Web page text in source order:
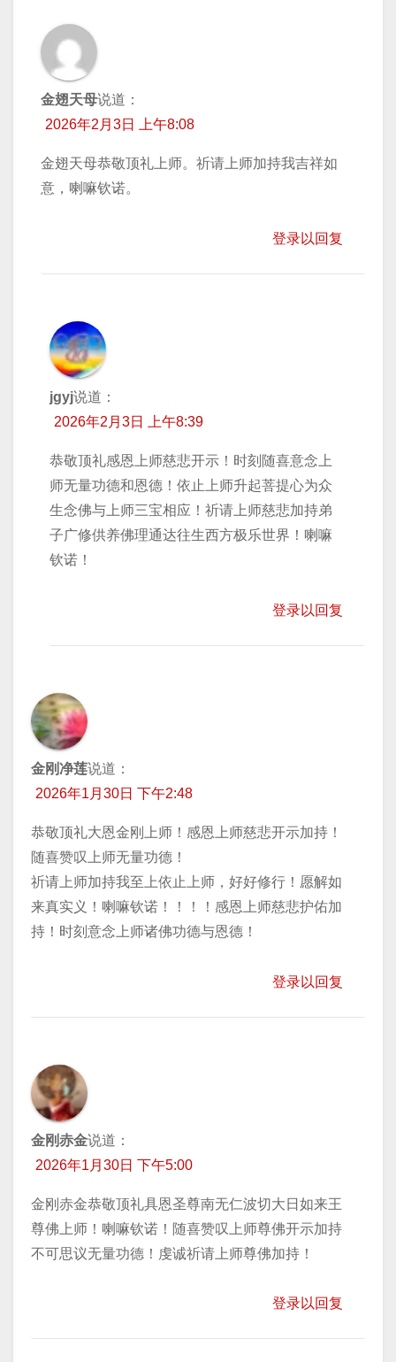
金翅天母说道：
2026年2月3日 上午8:08
金翅天母恭敬顶礼上师。祈请上师加持我吉祥如
意，喇嘛钦诺。
登录以回复
jgyj说道：
2026年2月3日 上午8:39
恭敬顶礼感恩上师慈悲开示！时刻随喜意念上
师无量功德和恩德！依止上师升起菩提心为众
生念佛与上师三宝相应！祈请上师慈悲加持弟
子广修供养佛理通达往生西方极乐世界！喇嘛
钦诺！
登录以回复
金刚净莲说道：
2026年1月30日 下午2:48
恭敬顶礼大恩金刚上师！感恩上师慈悲开示加持！
随喜赞叹上师无量功德！
祈请上师加持我至上依止上师，好好修行！愿解如
来真实义！喇嘛钦诺！！！！感恩上师慈悲护佑加
持！时刻意念上师诸佛功德与恩德！
登录以回复
金刚赤金说道：
2026年1月30日 下午5:00
金刚赤金恭敬顶礼具恩圣尊南无仁波切大日如来王
尊佛上师！喇嘛钦诺！随喜赞叹上师尊佛开示加持
不可思议无量功德！虔诚祈请上师尊佛加持！
登录以回复